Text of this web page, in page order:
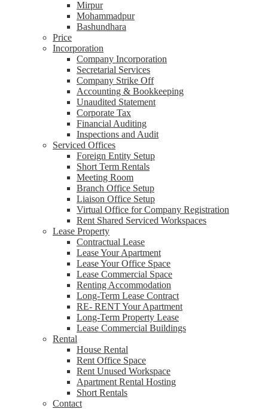
Mirpur
Mohammadpur
Bashundhara
Price
Incorporation
Company Incorporation
Secretarial Services
Company Strike Off
Accounting & Bookkeeping
Unaudited Statement
Corporate Tax
Financial Auditing
Inspections and Audit
Serviced Offices
Foreign Entity Setup
Short Term Rentals
Meeting Room
Branch Office Setup
Liaison Office Setup
Virtual Office for Company Registration
Rent Shared Serviced Workspaces
Lease Property
Contractual Lease
Lease Your Apartment
Lease Your Office Space
Lease Commercial Space
Renting Accommodation
Long-Term Lease Contract
RE- RENT Your Apartment
Long-Term Property Lease
Lease Commercial Buildings
Rental
House Rental
Rent Office Space
Rent Unused Workspace
Apartment Rental Hosting
Short Rentals
Contact